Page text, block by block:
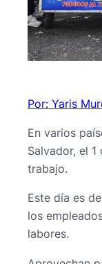
Por: Yaris
En varios
Salvador, el
trabajo.
Este día es
los
labores.